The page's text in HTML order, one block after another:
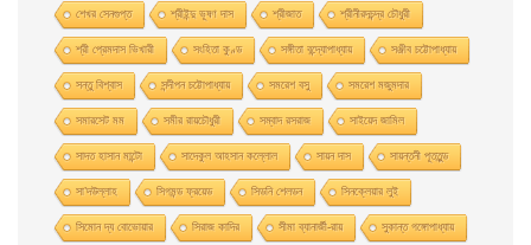
শেখর সেনগুপ্ত শ্রীইন্দু ভূষণ দাস শ্রীজাত শ্রীনীরদচন্দ্র চৌধুরী
শ্রী প্রেমদাস ভিখারী সংহিতা কুণ্ড সঙ্গীতা বন্দ্যোপাধ্যায় সঞ্জীব চট্টোপাধ্যায়
সন্তু বিশ্বাস সন্দীপন চট্টোপাধ্যায় সমরেশ বসু সমরেশ মজুমদার
সমারসেট মম সমীর রায়চৌধুরী সম্বাদ রসরাজ সাইয়েদ জামিল
সাদত হাসান মান্টো সাদেকুল আহসান কল্লোল সায়ন দাস সায়ন্তনী পূততুন্ড
সা’দউল্লাহ সিগমন্ড ফ্রয়েড সিডনি শেলডন সিনক্লেয়ার লুই
সিমোন দ্য বোভোয়ার সিরাজ কাদির সীমা ব্যানার্জী-রায় সুকান্ত গঙ্গোপাধ্যায়